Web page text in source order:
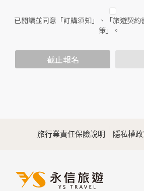
二、個人資料的蒐集、處理及利用方式
當您造訪本網站或使用本網站所提供之功
範圍內處理及利用您的個人資料；非經您
會將個人資料用於其他用途。
為提供精確的服務，我們會將收集的問卷
分析，分析結果之統計數據或說明文字呈
三、資料之保護
已閱讀並同意「訂購須知」、「旅遊契約
策」。
截止報名
旅行業責任保險說明 隱私權